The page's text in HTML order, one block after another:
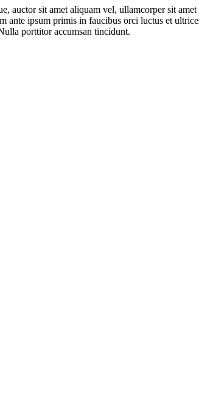
sit amet aliquam vel, ullamcorper sit
ipsum primis in faucibus orci luctus et
porttitor accumsan tincidunt.